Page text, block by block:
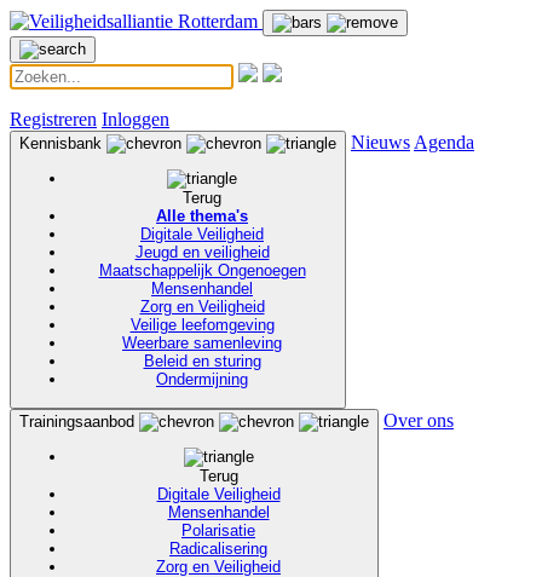
Registreren Inloggen
Kennisbank
Terug
Alle thema's
Digitale Veiligheid
Jeugd en veiligheid
Maatschappelijk Ongenoegen
Mensenhandel
Zorg en Veiligheid
Veilige leefomgeving
Weerbare samenleving
Beleid en sturing
Ondermijning
Nieuws Agenda
Trainingsaanbod
Terug
Digitale Veiligheid
Mensenhandel
Polarisatie
Radicalisering
Zorg en Veiligheid
Over ons